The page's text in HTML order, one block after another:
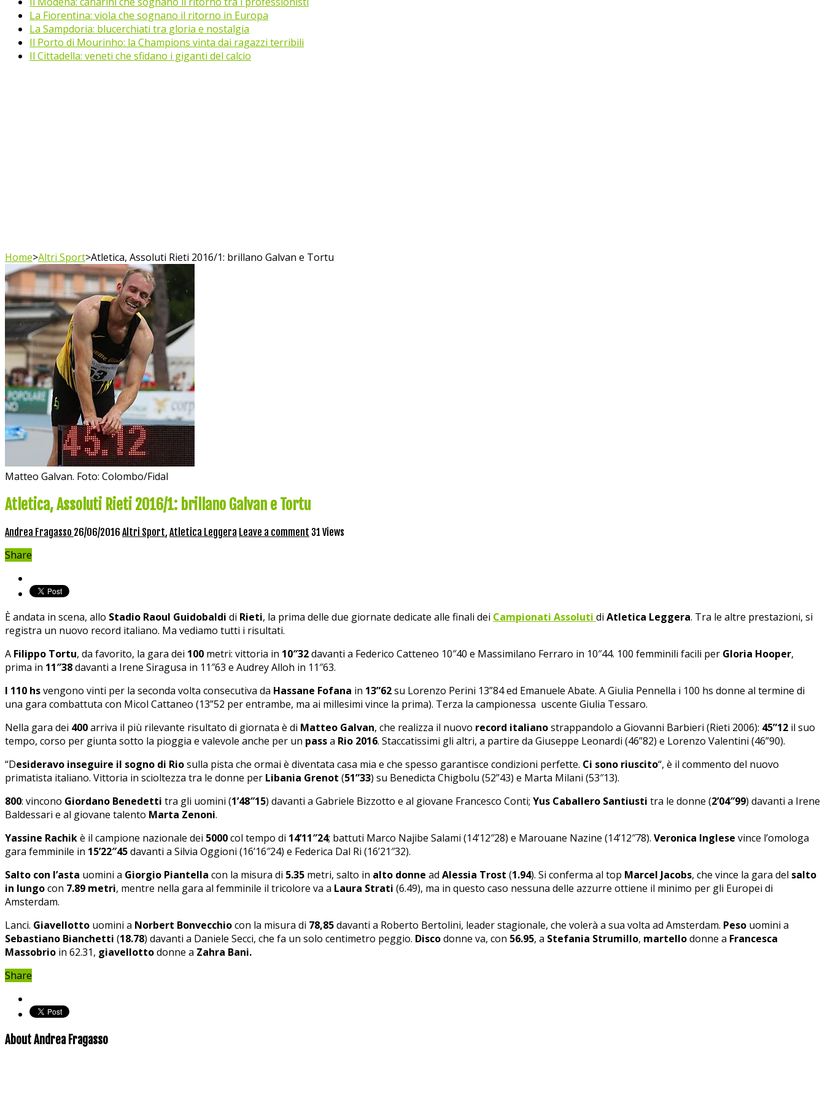
La Fiorentina: viola che sognano il ritorno in Europa
La Sampdoria: blucerchiati tra gloria e nostalgia
Il Porto di Mourinho: la Champions vinta dai ragazzi terribili
Il Cittadella: veneti che sfidano i giganti del calcio
Home>Altri Sport>Atletica, Assoluti Rieti 2016/1: brillano Galvan e Tortu
Matteo Galvan. Foto: Colombo/Fidal
Atletica, Assoluti Rieti 2016/1: brillano Galvan e Tortu
Andrea Fragasso 26/06/2016 Altri Sport, Atletica Leggera Leave a comment 31 Views
Share
È andata in scena, allo Stadio Raoul Guidobaldi di Rieti, la prima delle due giornate dedicate alle finali dei Campionati Assoluti di Atletica Leggera. Tra le altre prestazioni, si
registra un nuovo record italiano. Ma vediamo tutti i risultati.
A Filippo Tortu, da favorito, la gara dei 100 metri: vittoria in 10″32davanti a Federico Catteneo 10″40 e Massimilano Ferraro in 10″44. 100 femminili facili per Gloria Hooper,
prima in 11″38davanti a Irene Siragusa in 11″63 e Audrey Alloh in 11″63.
I 110 hsvengono vinti per la seconda volta consecutiva da Hassane Fofana in 13”62su Lorenzo Perini 13”84 ed Emanuele Abate. A Giulia Pennella i 100 hs donne al termine di
una gara combattuta con Micol Cattaneo (13”52 per entrambe, ma ai millesimi vince la prima). Terza la campionessa uscente Giulia Tessaro.
Nella gara dei 400arriva il più rilevante risultato di giornata è di Matteo Galvan, che realizza il nuovo record italianostrappandolo a Giovanni Barbieri (Rieti 2006): 45”12 il suo
tempo, corso per giunta sotto la pioggia e valevole anche per un passa Rio 2016. Staccatissimi gli altri, a partire da Giuseppe Leonardi (46”82) e Lorenzo Valentini (46”90).
“Desideravo inseguire il sogno di Riosulla pista che ormai è diventata casa mia e che spesso garantisce condizioni perfette. Ci sono riuscito“, è il commento del nuovo
primatista italiano. Vittoria in scioltezza tra le donne per Libania Grenot (51”33) su Benedicta Chigbolu (52”43) e Marta Milani (53″13).
800: vincono Giordano Benedetti tra gli uomini (1’48″15) davanti a Gabriele Bizzotto e al giovane Francesco Conti; Yus Caballero Santiusti tra le donne (2’04″99) davanti a Irene
Baldessari e al giovane talento Marta Zenoni.
Yassine Rachikè il campione nazionale dei 5000col tempo di 14’11″24; battuti Marco Najibe Salami (14’12″28) e Marouane Nazine (14’12″78). Veronica Inglese vince l’omologa
gara femminile in 15’22″45davanti a Silvia Oggioni (16’16″24) e Federica Dal Ri (16’21″32).
Salto con l’asta uomini a Giorgio Piantella con la misura di 5.35 metri, salto in alto donne ad Alessia Trost (1.94). Si conferma al top Marcel Jacobs, che vince la gara del salto
in lungocon 7.89 metri, mentre nella gara al femminile il tricolore va a Laura Strati (6.49), ma in questo caso nessuna delle azzurre ottiene il minimo per gli Europei di
Amsterdam.
Lanci. Giavellotto uomini a Norbert Bonvecchiocon la misura di 78,85davanti a Roberto Bertolini, leader stagionale, che volerà a sua volta ad Amsterdam. Peso uomini a
Sebastiano Bianchetti (18.78) davanti a Daniele Secci, che fa un solo centimetro peggio. Discodonne va, con 56.95, a Stefania Strumillo, martellodonne a Francesca
Massobrio in 62.31, giavellottodonne a Zahra Bani.
Share
About Andrea Fragasso